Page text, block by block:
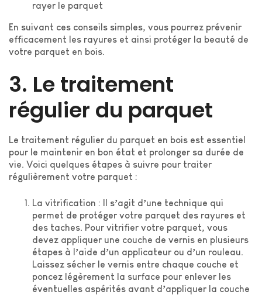
rayer le parquet
En suivant ces conseils simples, vous pourrez prévenir
efficacement les rayures et ainsi protéger la beauté de
votre parquet en bois.
3. Le traitement
régulier du parquet
Le traitement régulier du parquet en bois est essentiel
pour le maintenir en bon état et prolonger sa durée de
vie. Voici quelques étapes à suivre pour traiter
régulièrement votre parquet :
La vitrification : Il s’agit d’une technique qui
permet de protéger votre parquet des rayures et
des taches. Pour vitrifier votre parquet, vous
devez appliquer une couche de vernis en plusieurs
étapes à l’aide d’un applicateur ou d’un rouleau.
Laissez sécher le vernis entre chaque couche et
poncez légèrement la surface pour enlever les
éventuelles aspérités avant d’appliquer la couche